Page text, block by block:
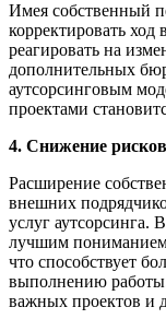
Имея собственный
корректировать ход
реагировать на
дополнительных
аутсорсинговым
проектами
4. Снижение
Расширение
внешних
услуг аутсорсинга.
лучшим пониманием
что способствует
выполнению
важных проектов и